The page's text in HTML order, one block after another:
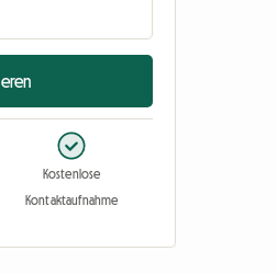
Kostenlose
Kontaktaufnahme